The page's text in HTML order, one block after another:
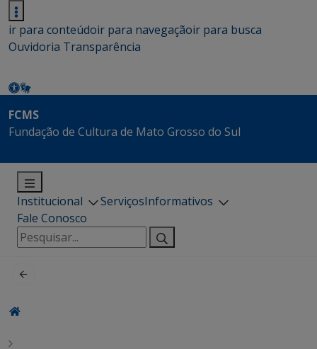
ir para conteúdoir para navegaçãoir para busca
Ouvidoria Transparência
FCMS
Fundação de Cultura de Mato Grosso do Sul
Institucional ServiçosInformativos
Fale Conosco
Pesquisar
por: